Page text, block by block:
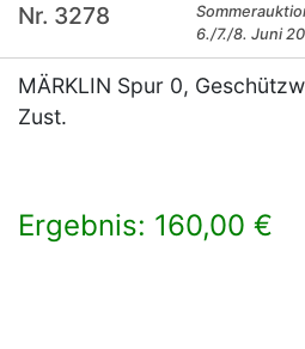
Nr. 3278
6./7./8. Juni
MÄRKLIN Spur 0,
Zust.
Ergebnis: 160,00 €